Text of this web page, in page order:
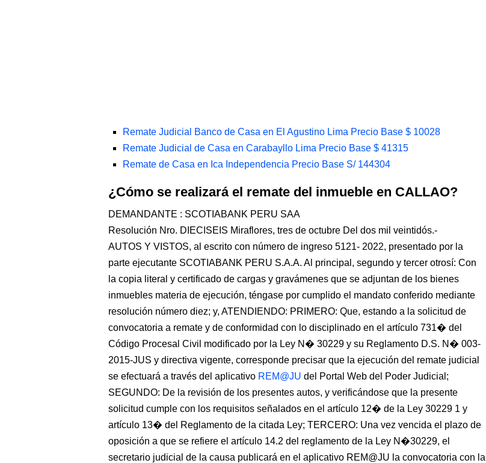
Remate Judicial Banco de Casa en El Agustino Lima Precio Base $ 10028
Remate Judicial de Casa en Carabayllo Lima Precio Base $ 41315
Remate de Casa en Ica Independencia Precio Base S/ 144304
¿Cómo se realizará el remate del inmueble en CALLAO?
DEMANDANTE : SCOTIABANK PERU SAA
Resolución Nro. DIECISEIS Miraflores, tres de octubre Del dos mil veintidós.-
AUTOS Y VISTOS, al escrito con número de ingreso 5121- 2022, presentado por la
parte ejecutante SCOTIABANK PERU S.A.A. Al principal, segundo y tercer otrosí: Con
la copia literal y certificado de cargas y gravámenes que se adjuntan de los bienes
inmuebles materia de ejecución, téngase por cumplido el mandato conferido mediante
resolución número diez; y, ATENDIENDO: PRIMERO: Que, estando a la solicitud de
convocatoria a remate y de conformidad con lo disciplinado en el artículo 731� del
Código Procesal Civil modificado por la Ley N� 30229 y su Reglamento D.S. N� 003-
2015-JUS y directiva vigente, corresponde precisar que la ejecución del remate judicial
se efectuará a través del aplicativo REM@JU del Portal Web del Poder Judicial;
SEGUNDO: De la revisión de los presentes autos, y verificándose que la presente
solicitud cumple con los requisitos señalados en el artículo 12� de la Ley 30229 1 y
artículo 13� del Reglamento de la citada Ley; TERCERO: Una vez vencida el plazo de
oposición a que se refiere el artículo 14.2 del reglamento de la Ley N�30229, el
secretario judicial de la causa publicará en el aplicativo REM@JU la convocatoria con la